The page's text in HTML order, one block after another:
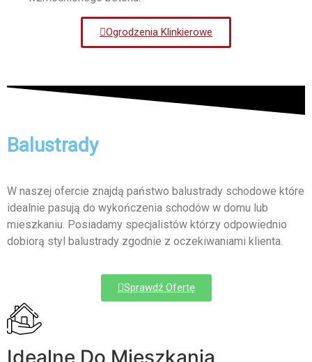
Ogrodzenia Klinkierowe
Balustrady
W naszej ofercie znajdą państwo balustrady schodowe które
idealnie pasują do wykończenia schodów w domu lub
mieszkaniu. Posiadamy specjalistów którzy odpowiednio
dobiorą styl balustrady zgodnie z oczekiwaniami klienta.
Sprawdź Ofertę
Idealne Do Mieszkania